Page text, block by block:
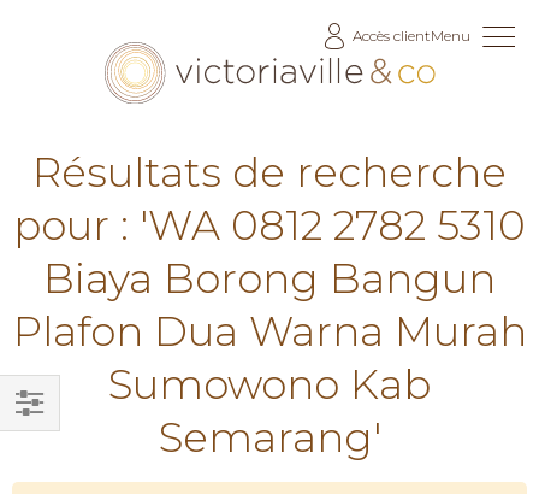
Accès clientMenu
Résultats de recherche
pour : 'WA 0812 2782 5310
Biaya Borong Bangun
Plafon Dua Warna Murah
Sumowono Kab
Semarang'
Filtrer